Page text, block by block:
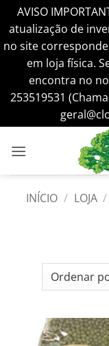
AVISO
atualização de
no site
em loja física.
encontra no
253519531
INÍCIO / LOJA /